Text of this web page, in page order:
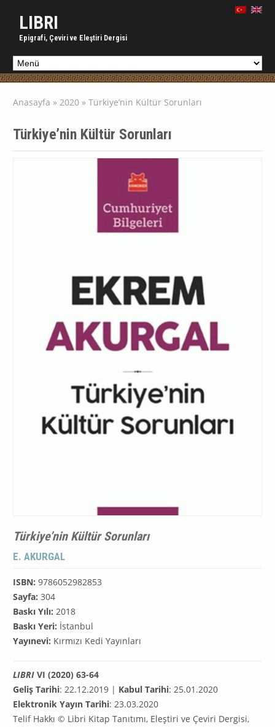
LIBRI
Epigrafi, Çeviri ve Eleştiri Dergisi
Anasayfa » 2020 » Türkiye’nin Kültür Sorunları
Türkiye’nin Kültür Sorunları
Türkiye’nin Kültür Sorunları
E. AKURGAL
ISBN: 9786052982853
Sayfa: 304
Baskı Yılı: 2018
Baskı Yeri: İstanbul
Yayınevi: Kırmızı Kedi Yayınları
LIBRI VI (2020) 63-64
Geliş Tarihi: 22.12.2019 | Kabul Tarihi: 25.01.2020
Elektronik Yayın Tarihi: 23.03.2020
Telif Hakkı © Libri Kitap Tanıtımı, Eleştiri ve Çeviri Dergisi,